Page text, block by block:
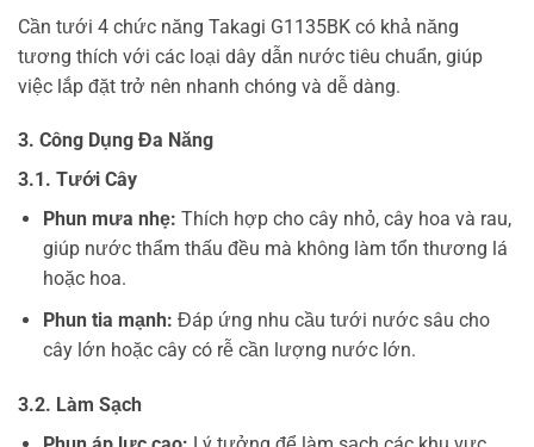
Cần tưới 4 chức năng Takagi G1135BK có khả năng
tương thích với các loại dây dẫn nước tiêu chuẩn, giúp
việc lắp đặt trở nên nhanh chóng và dễ dàng.
3. Công Dụng Đa Năng
3.1. Tưới Cây
Phun mưa nhẹ: Thích hợp cho cây nhỏ, cây hoa và rau,
giúp nước thẩm thấu đều mà không làm tổn thương lá
hoặc hoa.
Phun tia mạnh: Đáp ứng nhu cầu tưới nước sâu cho
cây lớn hoặc cây có rễ cần lượng nước lớn.
3.2. Làm Sạch